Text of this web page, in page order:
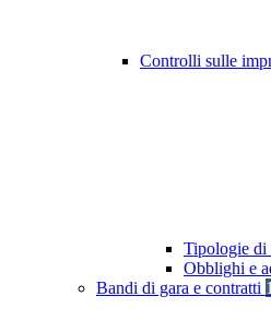
Controlli sulle
Tipologie di
Obblighi e
Bandi di gara e contratti